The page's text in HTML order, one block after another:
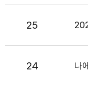
25
24 나